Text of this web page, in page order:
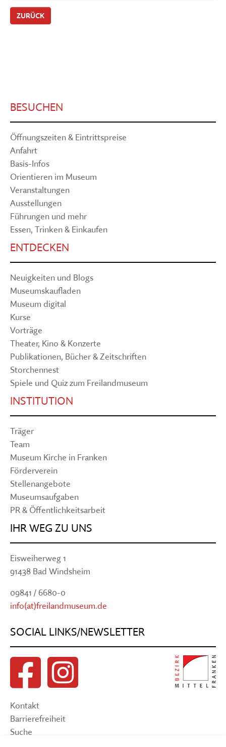
ZURÜCK
BESUCHEN
Öffnungszeiten & Eintrittspreise
Anfahrt
Basis-Infos
Orientieren im Museum
Veranstaltungen
Ausstellungen
Führungen und mehr
Essen, Trinken & Einkaufen
ENTDECKEN
Neuigkeiten und Blogs
Museumskaufladen
Museum digital
Kurse
Vorträge
Theater, Kino & Konzerte
Publikationen, Bücher & Zeitschriften
Storchennest
Spiele und Quiz zum Freilandmuseum
INSTITUTION
Träger
Team
Museum Kirche in Franken
Förderverein
Stellenangebote
Museumsaufgaben
PR & Öffentlichkeitsarbeit
IHR WEG ZU UNS
Eisweiherweg 1
91438 Bad Windsheim
09841 / 6680-0
info(at)freilandmuseum.de
SOCIAL LINKS/NEWSLETTER
Kontakt
Barrierefreiheit
Suche